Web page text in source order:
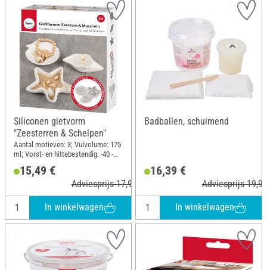
Siliconen gietvorm
"Zeesterren & Schelpen"
Aantal motieven: 3; Vulvolume: 175
ml; Vorst- en hittebestendig: -40 -
15,49 €
Adviesprijs 17,99 €
In winkelwagen
Badballen, schuimend
16,39 €
Adviesprijs
In winkelwagen